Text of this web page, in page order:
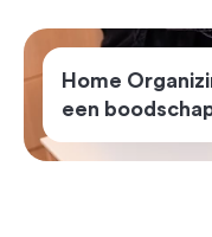
Home
een